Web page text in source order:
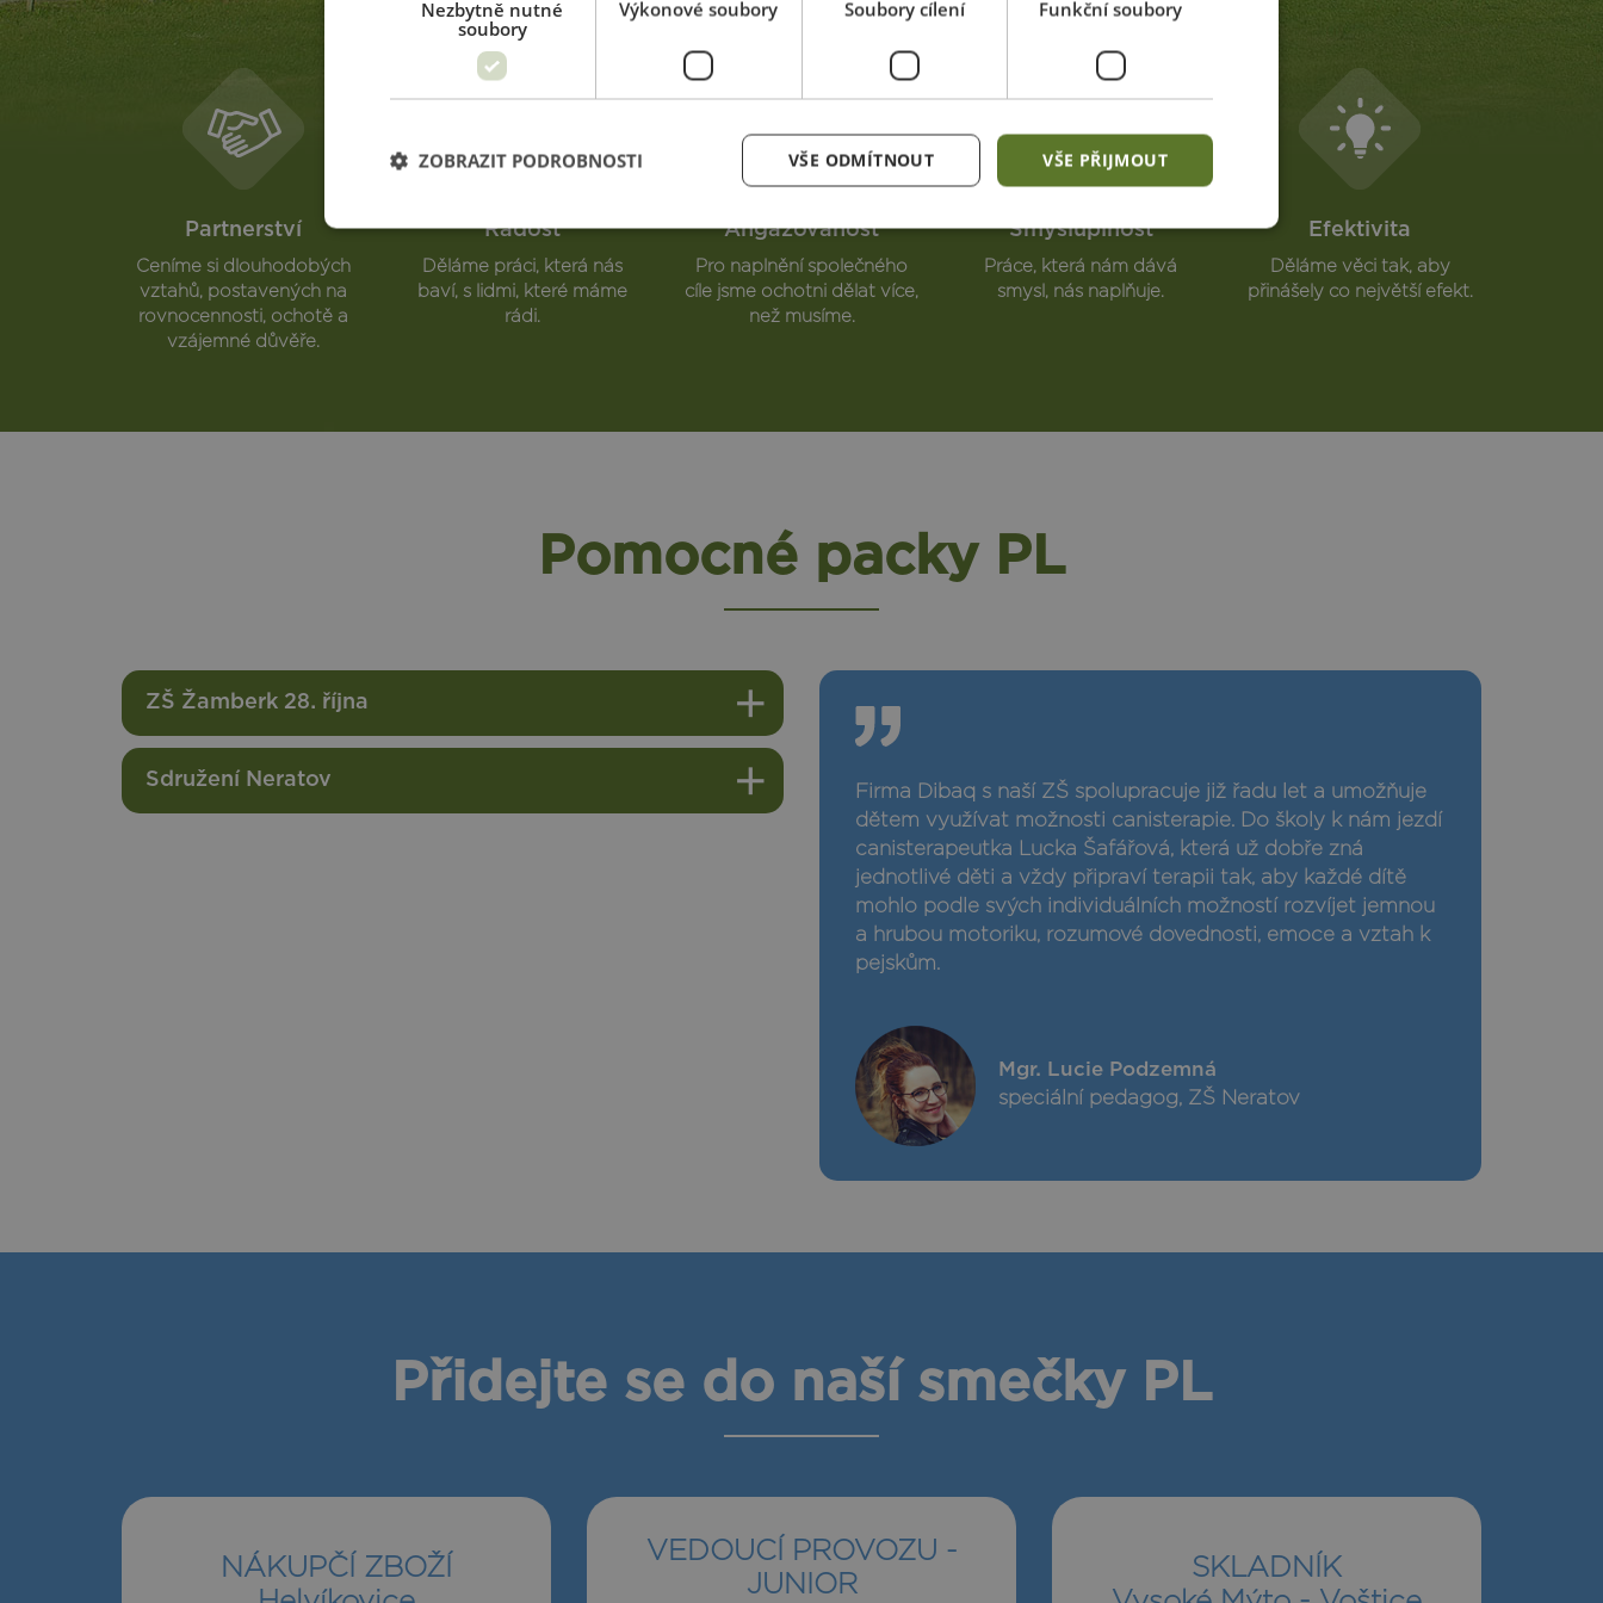
Partnerství
Ceníme si dlouhodobých
vztahů, postavených na
rovnocennosti, ochotě a
vzájemné důvěře.
Radost
Děláme práci, která nás
baví, s lidmi, které máme
rádi.
Angažovanost
Pro naplnění společného
cíle jsme ochotni dělat více,
než musíme.
Smysluplnost
Práce, která nám dává
smysl, nás naplňuje.
Efektivita
Děláme věci tak, aby
přinášely co největší efekt.
Pomocné packy PL
ZŠ Žamberk 28. října
Sdružení Neratov
Firma Dibaq s naší ZŠ spolupracuje již řadu let a umožňuje
dětem využívat možnosti canisterapie. Do školy k nám jezdí
canisterapeutka Lucka Šafářová, která už dobře zná
jednotlivé děti a vždy připraví terapii tak, aby každé dítě
mohlo podle svých individuálních možností rozvíjet jemnou
a hrubou motoriku, rozumové dovednosti, emoce a vztah k
pejskům.
Mgr. Lucie Podzemná
speciální pedagog, ZŠ Neratov
Přidejte se do naší smečky PL
NÁKUPČÍ ZBOŽÍ
VEDOUCÍ PROVOZU -
JUNIOR
SKLADNÍK
Nezbytně nutné
soubory
Výkonové soubory Soubory cílení Funkční soubory
VŠE PŘIJMOUT
VŠE ODMÍTNOUT
ZOBRAZIT PODROBNOSTI